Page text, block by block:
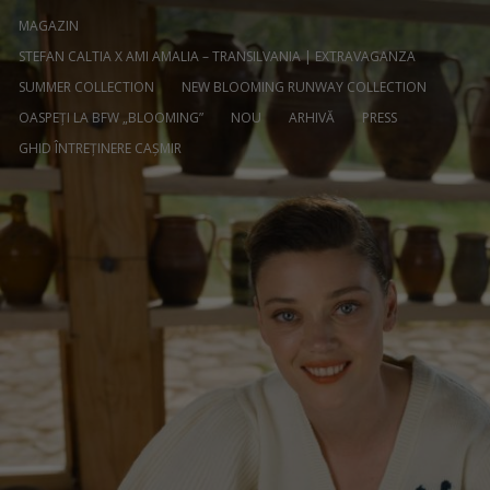
MAGAZIN
STEFAN CALTIA X AMI AMALIA – TRANSILVANIA | EXTRAVAGANZA
SUMMER COLLECTION
NEW BLOOMING RUNWAY COLLECTION
OASPEȚI LA BFW „BLOOMING”
NOU ARHIVĂ
PRESS
GHID ÎNTREȚINERE CAȘMIR